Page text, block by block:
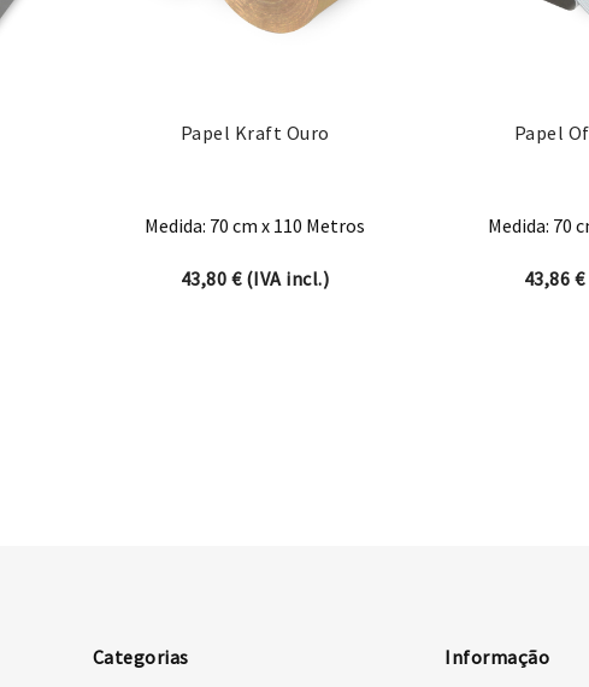
Papel Kraft Ouro
Medida: 70 cm x 110 Metros
43,80 €(IVA incl.)
Papel
Medida: 70
43,86 €
Categorias Informação